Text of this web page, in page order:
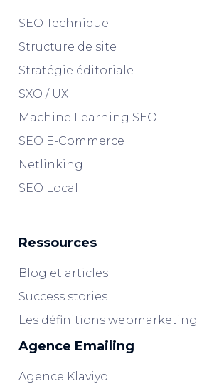
SEO Technique
Structure de site
Stratégie éditoriale
SXO / UX
Machine Learning SEO
SEO E-Commerce
Netlinking
SEO Local
Ressources
Blog et articles
Success stories
Les définitions webmarketing
Agence Emailing
Agence Klaviyo